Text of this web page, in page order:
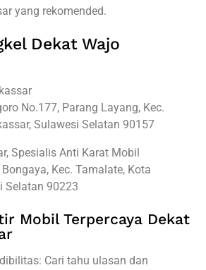
yang rekomended.
Dekat Wajo
No.177, Parang Layang, Kec.
Sulawesi Selatan 90157
Spesialis Anti Karat Mobil
Kec. Tamalate, Kota
Selatan 90223
Mobil Terpercaya Dekat
Cari tahu ulasan dan